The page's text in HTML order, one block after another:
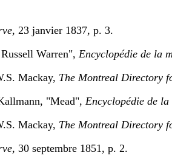
23 janvier 1837, p. 3.
Warren", Encyclopédie de la
Mackay, The Montreal Directory
"Mead", Encyclopédie de
Mackay, The Montreal Directory
30 septembre 1851, p. 2.